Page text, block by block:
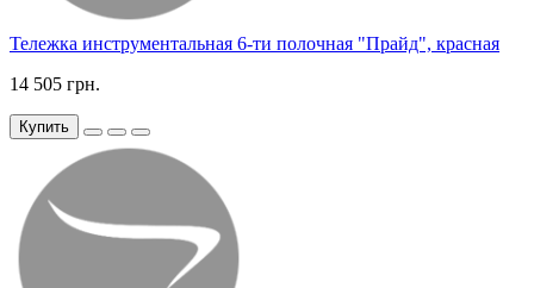
Тележка инструментальная 6-ти полочная "Прайд", красная
14 505 грн.
Купить